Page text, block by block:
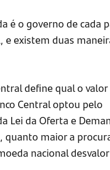
é o governo de cada
e existem duas
define qual o
Central optou pelo
Lei da Oferta e
quanto maior a
nacional